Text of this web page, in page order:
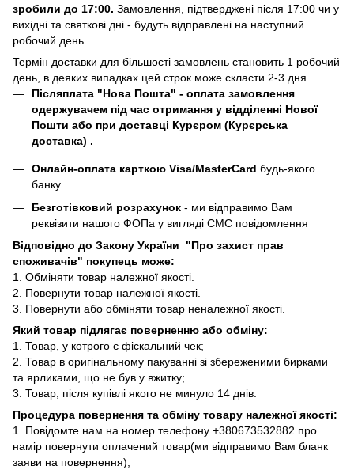
зробили до 17:00. Замовлення, підтверджені після 17:00 чи у
вихідні та святкові дні - будуть відправлені на наступний
робочий день.
Термін доставки для більшості замовлень становить 1 робочий
день, в деяких випадках цей строк може скласти 2-3 дня.
Післяплата "Нова Пошта" - оплата замовлення
одержувачем під час отримання у відділенні Нової
Пошти або при доставці Курєром (Курєрська
доставка) .
Онлайн-оплата карткою Visa/MasterCard будь-якого
банку
Безготівковий розрахунок - ми відправимо Вам
реквізити нашого ФОПа у вигляді СМС повідомлення
Відповідно до Закону України "Про захист прав
споживачів" покупець може:
1. Обміняти товар належної якості.
2. Повернути товар належної якості.
3. Повернути або обміняти товар неналежної якості.
Який товар підлягає поверненню або обміну:
1. Товар, у котрого є фіскальний чек;
2. Товар в оригінальному пакуванні зі збереженими бирками
та ярликами, що не був у вжитку;
3. Товар, після купівлі якого не минуло 14 днів.
Процедура повернення та обміну товару належної якості:
1. Повідомте нам на номер телефону +380673532882 про
намір повернути оплачений товар(ми відправимо Вам бланк
заяви на повернення);